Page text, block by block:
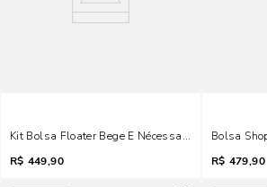
Kit Bolsa Floater Bege E Nécessaire Versátil
R$ 449,90
Bolsa
R$ 479,90